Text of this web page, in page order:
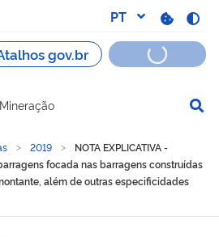
navegação
2019
NOTA EXPLICATIVA -
focada nas barragens construídas
além de outras especificidades